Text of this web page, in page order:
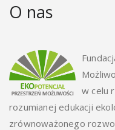
O nas
w celu
rozumianej edukacji
zrównoważonego